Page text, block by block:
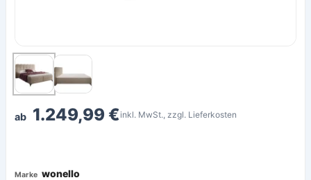
ab 1.249,99 €inkl. MwSt., zzgl. Lieferkosten
wonello